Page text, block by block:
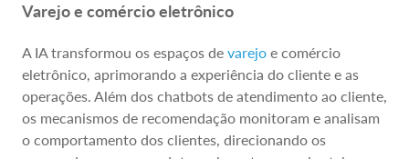
Varejo e comércio eletrônico
A IA transformou os espaços de varejo e comércio
eletrônico, aprimorando a experiência do cliente e as
operações. Além dos chatbots de atendimento ao cliente,
os mecanismos de recomendação monitoram e analisam
o comportamento dos clientes, direcionando os